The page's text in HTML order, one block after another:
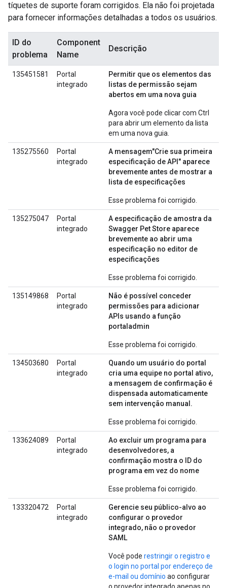
tíquetes de suporte foram corrigidos. Ela não foi projetada
para fornecer informações detalhadas a todos os usuários.
ID do
problema
Component
Name
Descrição
135451581
Portal
integrado
Permitir que os elementos das
listas de permissão sejam
abertos em uma nova guia
Agora você pode clicar com Ctrl
para abrir um elemento da lista
em uma nova guia.
135275560
Portal
integrado
A mensagem"Crie sua primeira
especificação de API" aparece
brevemente antes de mostrar a
lista de especificações
Esse problema foi corrigido.
135275047
Portal
integrado
A especificação de amostra da
Swagger Pet Store aparece
brevemente ao abrir uma
especificação no editor de
especificações
Esse problema foi corrigido.
135149868
Portal
integrado
Não é possível conceder
permissões para adicionar
APIs usando a função
portaladmin
Esse problema foi corrigido.
134503680
Portal
integrado
Quando um usuário do portal
cria uma equipe no portal ativo,
a mensagem de confirmação é
dispensada automaticamente
sem intervenção manual.
Esse problema foi corrigido.
133624089
Portal
integrado
Ao excluir um programa para
desenvolvedores, a
confirmação mostra o ID do
programa em vez do nome
Esse problema foi corrigido.
133320472
Portal
integrado
Gerencie seu público-alvo ao
configurar o provedor
integrado, não o provedor
SAML
Você pode restringir o registro e
o login no portal por endereço de
e-mail ou domínio ao configurar